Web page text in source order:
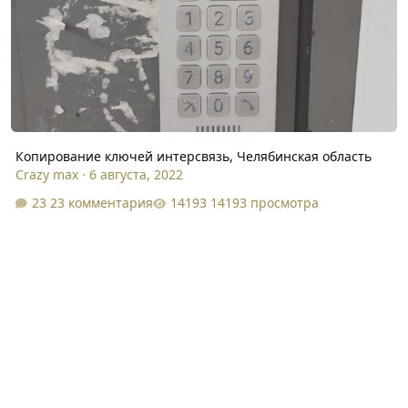
Копирование ключей интерсвязь, Челябинская область
Crazy max· 6 августа, 2022
23 комментария
14193 просмотра